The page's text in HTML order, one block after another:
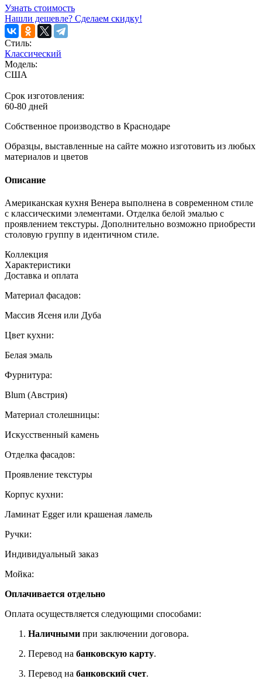
Узнать стоимость
Нашли дешевле? Сделаем скидку!
Стиль:
Классический
Модель:
США
Срок изготовления:
60-80 дней
Собственное производство в Краснодаре
Образцы, выставленные на сайте можно изготовить из любых
материалов и цветов
Описание
Американская кухня Венера выполнена в современном стиле
с классическими элементами. Отделка белой эмалью с
проявлением текстуры. Дополнительно возможно приобрести
столовую группу в идентичном стиле.
Коллекция
Характеристики
Доставка и оплата
Материал фасадов:
Массив Ясеня или Дуба
Цвет кухни:
Белая эмаль
Фурнитура:
Blum (Австрия)
Материал столешницы:
Искусственный камень
Отделка фасадов:
Проявление текстуры
Корпус кухни:
Ламинат Egger или крашеная ламель
Ручки:
Индивидуальный заказ
Мойка:
Оплачивается отдельно
Оплата осуществляется следующими способами:
Наличными при заключении договора.
Перевод на банковскую карту.
Перевод на банковский счет.